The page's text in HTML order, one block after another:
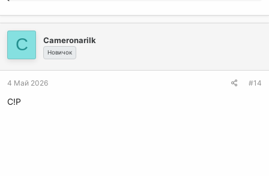
C Cameronarilk
Новичок
4 Май 2026 #14
C!P